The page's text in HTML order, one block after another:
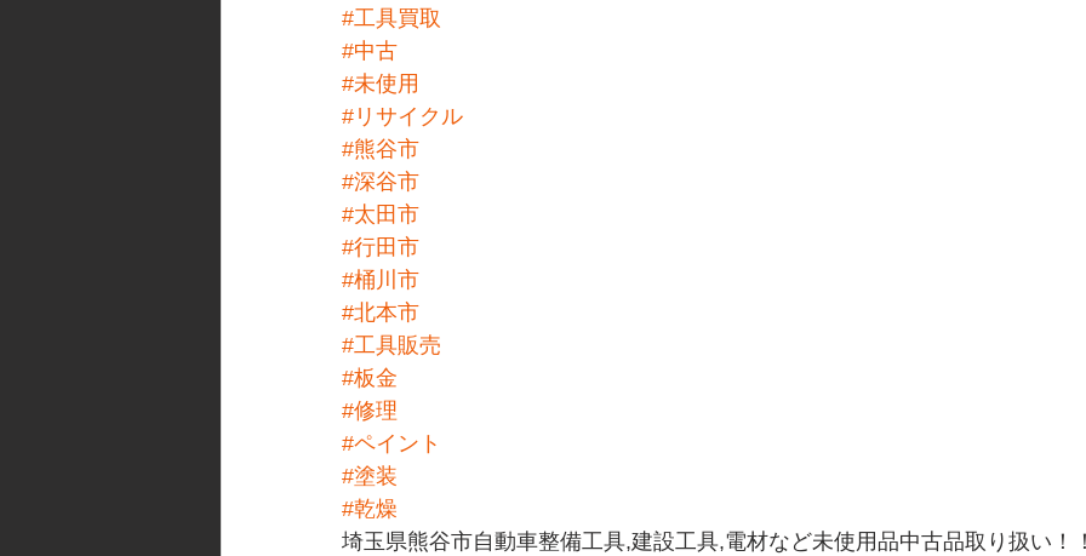
#工具買取
#中古
#未使用
#リサイクル
#熊谷市
#深谷市
#太田市
#行田市
#桶川市
#北本市
#工具販売
#板金
#修理
#ペイント
#塗装
#乾燥
埼玉県熊谷市自動車整備工具,建設工具,電材など未使用品中古品取り扱い！